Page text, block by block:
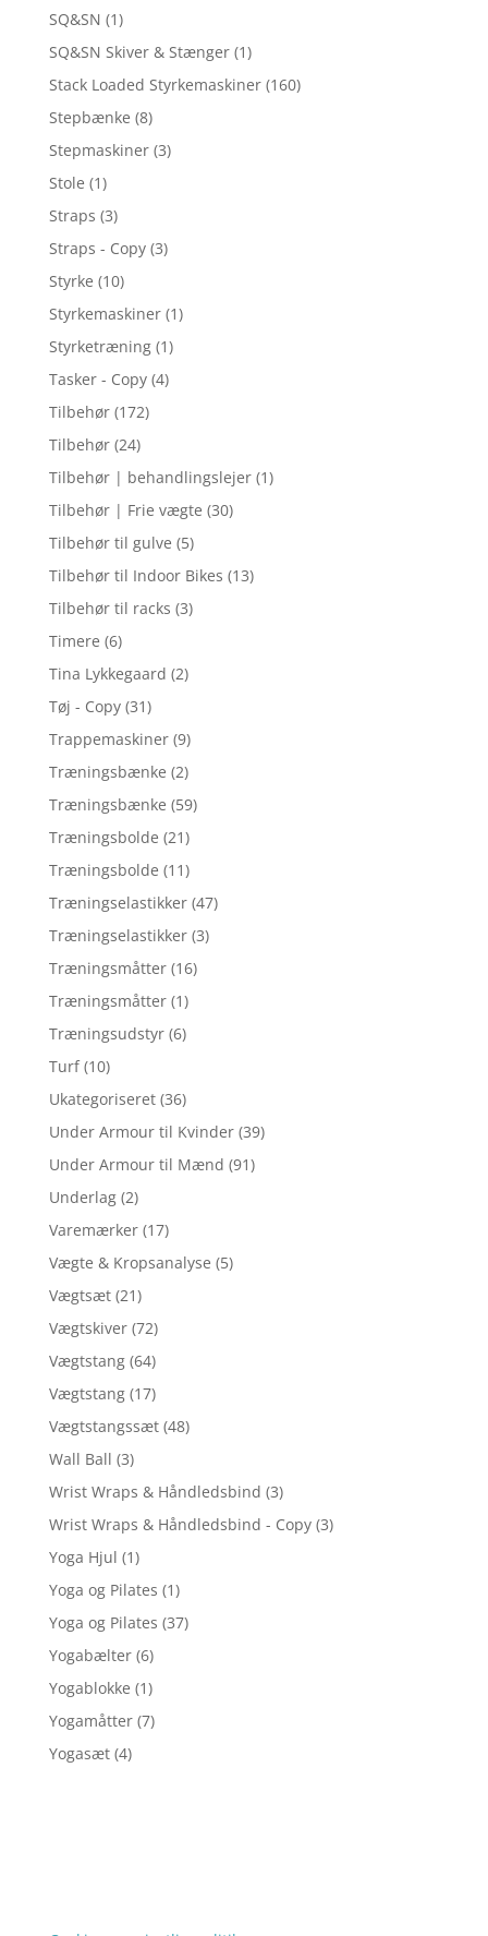
SQ&SN (1)
SQ&SN Skiver & Stænger (1)
Stack Loaded Styrkemaskiner (160)
Stepbænke (8)
Stepmaskiner (3)
Stole (1)
Straps (3)
Straps - Copy (3)
Styrke (10)
Styrkemaskiner (1)
Styrketræning (1)
Tasker - Copy (4)
Tilbehør (172)
Tilbehør (24)
Tilbehør | behandlingslejer (1)
Tilbehør | Frie vægte (30)
Tilbehør til gulve (5)
Tilbehør til Indoor Bikes (13)
Tilbehør til racks (3)
Timere (6)
Tina Lykkegaard (2)
Tøj - Copy (31)
Trappemaskiner (9)
Træningsbænke (2)
Træningsbænke (59)
Træningsbolde (21)
Træningsbolde (11)
Træningselastikker (47)
Træningselastikker (3)
Træningsmåtter (16)
Træningsmåtter (1)
Træningsudstyr (6)
Turf (10)
Ukategoriseret (36)
Under Armour til Kvinder (39)
Under Armour til Mænd (91)
Underlag (2)
Varemærker (17)
Vægte & Kropsanalyse (5)
Vægtsæt (21)
Vægtskiver (72)
Vægtstang (64)
Vægtstang (17)
Vægtstangssæt (48)
Wall Ball (3)
Wrist Wraps & Håndledsbind (3)
Wrist Wraps & Håndledsbind - Copy (3)
Yoga Hjul (1)
Yoga og Pilates (1)
Yoga og Pilates (37)
Yogabælter (6)
Yogablokke (1)
Yogamåtter (7)
Yogasæt (4)